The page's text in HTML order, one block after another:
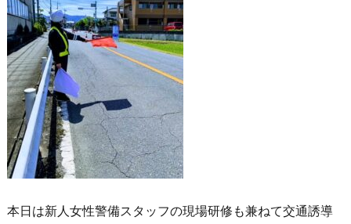
本日は新人女性警備スタッフの現場研修も兼ねて交通誘導